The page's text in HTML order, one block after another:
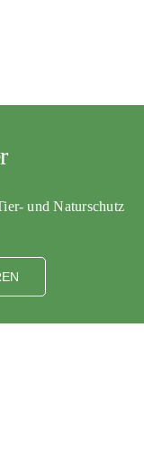
und Naturschutz